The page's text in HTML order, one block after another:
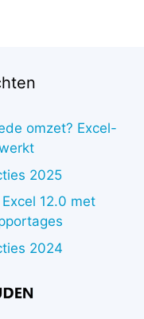
omzet? Excel-
2025
12.0 met
2024